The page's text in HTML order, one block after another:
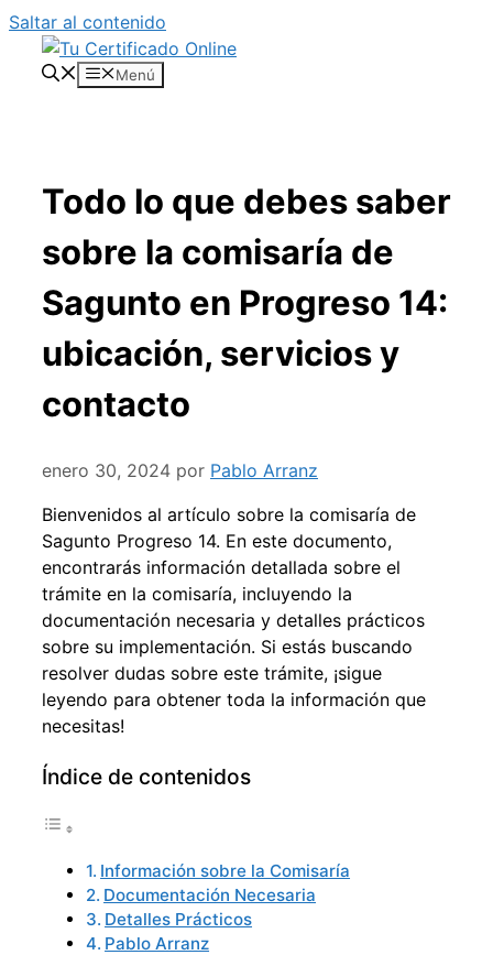
Saltar al contenido
Menú
Todo lo que debes saber
sobre la comisaría de
Sagunto en Progreso 14:
ubicación, servicios y
contacto
enero 30, 2024 por Pablo Arranz
Bienvenidos al artículo sobre la comisaría de
Sagunto Progreso 14. En este documento,
encontrarás información detallada sobre el
trámite en la comisaría, incluyendo la
documentación necesaria y detalles prácticos
sobre su implementación. Si estás buscando
resolver dudas sobre este trámite, ¡sigue
leyendo para obtener toda la información que
necesitas!
Índice de contenidos
Información sobre la Comisaría
Documentación Necesaria
Detalles Prácticos
Pablo Arranz